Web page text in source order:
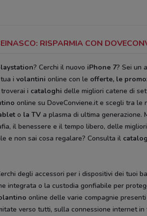
RISPARMIA CON
? Cerchi il nuovo iPhone 7? Sei un
i volantini online con le offerte, le
i cataloghi delle migliori catene di
online su DoveConviene.it e scegli tra le
o la TV a plasma di ultima generazione.
il benessere e il tempo libero, delle
e non sai cosa regalare? Consulta il
degli accessori per i dispositivi dei tuoi
integrata o la custodia gonfiabile per
online delle varie compagnie
verso tutti, sulla connessione internet